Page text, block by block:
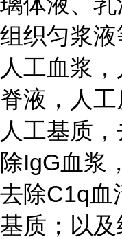
组织匀浆液
人工血浆
脊液，人
人工基质
除IgG血浆
去除C1q血
基质；以